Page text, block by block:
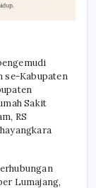
se-Kabupaten
Sakit
RS
Lumajang,